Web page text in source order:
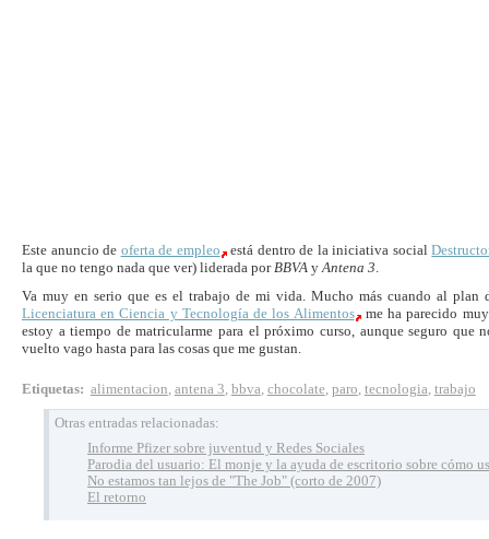
Este anuncio de oferta de empleo está dentro de la iniciativa social
la que no tengo nada que ver) liderada porBBVA yAntena 3.
Va muy en serio que es el trabajo de mi vida. Mucho más cuando al plan
Licenciatura en Ciencia y Tecnología de los Alimentos me ha parecido
estoy a tiempo de matricularme para el próximo curso, aunque seguro que
vuelto vago hasta para las cosas que me gustan.
Etiquetas: alimentacion, antena 3, bbva, chocolate, paro, tecnologia, trabajo
Otras entradas relacionadas:
Informe Pfizer sobre juventud y Redes Sociales
Parodia del usuario: El monje y la ayuda de escritorio sobre cómo
No estamos tan lejos de "The Job" (corto de 2007)
El retorno